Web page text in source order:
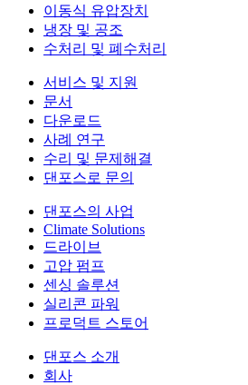
이동식 유압장치
냉장 및 공조
수처리 및 폐수처리
서비스 및 지원
문서
다운로드
사례 연구
수리 및 문제해결
댄포스로 문의
댄포스의 사업
Climate Solutions
드라이브
고압 펌프
센싱 솔루션
실리콘 파워
프로덕트 스토어
댄포스 소개
회사